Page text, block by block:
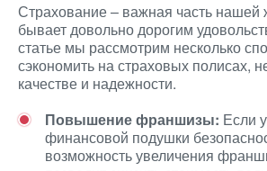
Страхование – важная часть нашей
бывает довольно дорогим
статье мы рассмотрим несколько
сэкономить на страховых полисах,
качестве и надежности.
Повышение франшизы: Если
финансовой подушки
возможность увеличения